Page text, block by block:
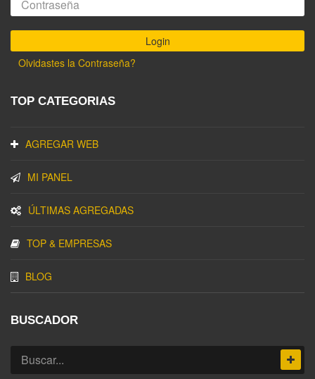
Olvidastes la Contraseña?
TOP CATEGORIAS
AGREGAR WEB
MI PANEL
ÚLTIMAS AGREGADAS
TOP & EMPRESAS
BLOG
BUSCADOR